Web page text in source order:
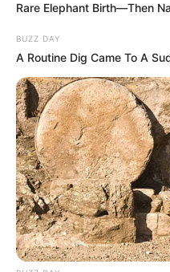
Rare Elephant Birth—Then
BUZZ DAY
A Routine Dig Came To A